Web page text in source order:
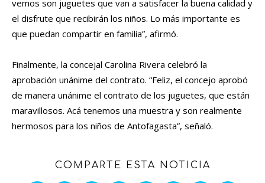
vemos son juguetes que van a satisfacer la buena calidad y
el disfrute que recibirán los niños. Lo más importante es
que puedan compartir en familia”, afirmó.
Finalmente, la concejal Carolina Rivera celebró la
aprobación unánime del contrato. “Feliz, el concejo aprobó
de manera unánime el contrato de los juguetes, que están
maravillosos. Acá tenemos una muestra y son realmente
hermosos para los niños de Antofagasta”, señaló.
COMPARTE ESTA NOTICIA